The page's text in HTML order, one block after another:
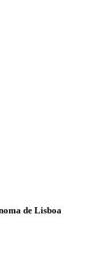
de Lisboa